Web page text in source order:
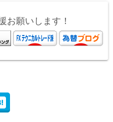
お願いします！